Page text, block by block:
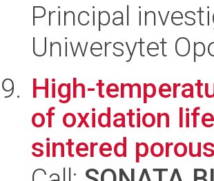
Principal
Uniwersytet
High-
of oxidation
sintered